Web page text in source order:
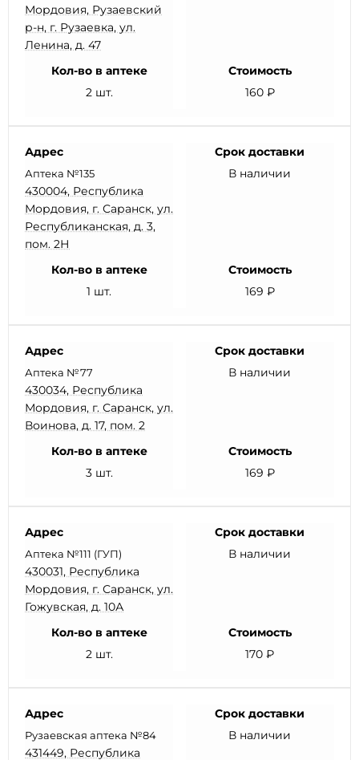
Мордовия, Рузаевский
р-н, г. Рузаевка, ул.
Ленина, д. 47
Кол-во в аптеке
2 шт.
Стоимость
160 ₽
Адрес
Аптека №135
430004, Республика
Мордовия, г. Саранск, ул.
Республиканская, д. 3,
пом. 2Н
Срок доставки
В наличии
Кол-во в аптеке
1 шт.
Стоимость
169 ₽
Адрес
Аптека №77
430034, Республика
Мордовия, г. Саранск, ул.
Воинова, д. 17, пом. 2
Срок доставки
В наличии
Кол-во в аптеке
3 шт.
Стоимость
169 ₽
Адрес
Аптека №111 (ГУП)
430031, Республика
Мордовия, г. Саранск, ул.
Гожувская, д. 10А
Срок доставки
В наличии
Кол-во в аптеке
2 шт.
Стоимость
170 ₽
Адрес
Рузаевская аптека №84
431449, Республика
Срок доставки
В наличии